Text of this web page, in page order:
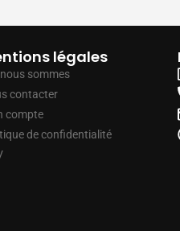
légales
sommes
contacter
compte
de confidentialité